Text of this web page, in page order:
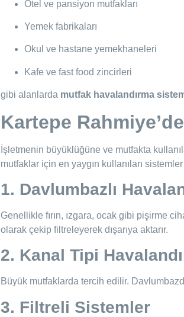
Otel ve pansiyon mutfakları
Yemek fabrikaları
Okul ve hastane yemekhaneleri
Kafe ve fast food zincirleri
gibi alanlarda mutfak havalandırma
Kartepe
İşletmenin büyüklüğüne ve mutfakta
mutfaklar için en yaygın kullanılan sistemler
1. Davlumbazlı
Genellikle fırın, ızgara, ocak gibi pişirme
olarak çekip filtreleyerek dışarıya aktarır.
2. Kanal Tipi
Büyük mutfaklarda tercih edilir.
3. Filtreli Sistemler